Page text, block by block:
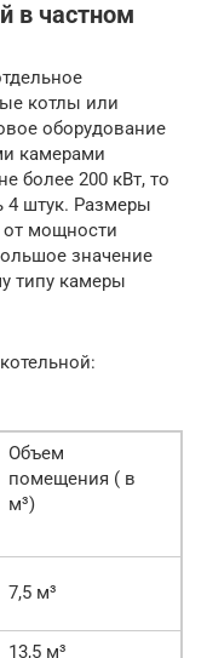
в частном
котлы или
оборудование
камерами
более 200 кВт, то
4 штук. Размеры
от мощности
значение
типу камеры
Объем
помещения ( в
м³)
7,5 м³
13,5 м³